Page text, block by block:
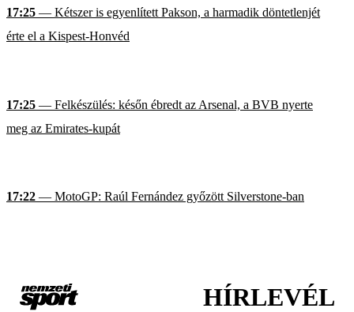
17:25 — Kétszer is egyenlített Pakson, a harmadik döntetlenjét
érte el a Kispest-Honvéd
17:25 — Felkészülés: későn ébredt az Arsenal, a BVB nyerte
meg az Emirates-kupát
17:22 — MotoGP: Raúl Fernández győzött Silverstone-ban
HÍRLEVÉL